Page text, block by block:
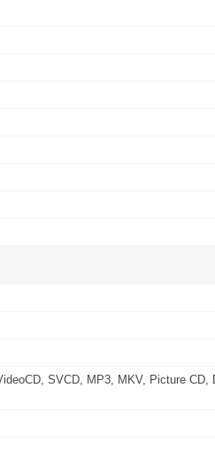
SVCD, MP3, MKV, Picture CD,